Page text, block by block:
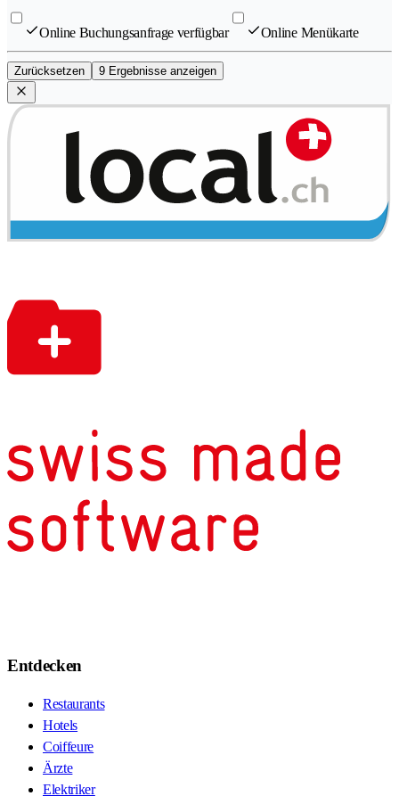
Online Buchungsanfrage verfügbar Online Menükarte
Zurücksetzen 9 Ergebnisse anzeigen
Entdecken
Restaurants
Hotels
Coiffeure
Ärzte
Elektriker